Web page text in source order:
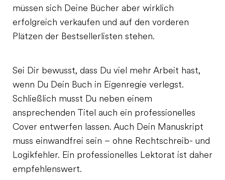
müssen sich Deine Bücher aber wirklich
erfolgreich verkaufen und auf den vorderen
Plätzen der Bestsellerlisten stehen.
Sei Dir bewusst, dass Du viel mehr Arbeit hast,
wenn Du Dein Buch in Eigenregie verlegst.
Schließlich musst Du neben einem
ansprechenden Titel auch ein professionelles
Cover entwerfen lassen. Auch Dein Manuskript
muss einwandfrei sein – ohne Rechtschreib- und
Logikfehler. Ein professionelles Lektorat ist daher
empfehlenswert.